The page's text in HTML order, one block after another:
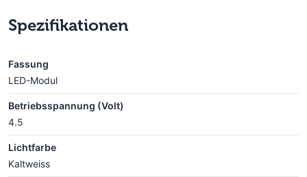
Spezifikationen
Fassung
LED-Modul
Betriebsspannung (Volt)
4.5
Lichtfarbe
Kaltweiss